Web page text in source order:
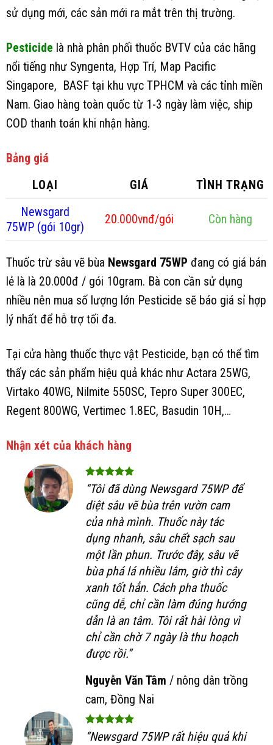
sử dụng mới, các sản mới ra mắt trên thị trường.
Pesticide là nhà phân phối thuốc BVTV của các hãng
nổi tiếng như Syngenta, Hợp Trí, Map Pacific
Singapore, BASF tại khu vực TPHCM và các tỉnh miền
Nam. Giao hàng toàn quốc từ 1-3 ngày làm việc, ship
COD thanh toán khi nhận hàng.
Bảng giá
LOẠI
GIÁ
TÌNH TRẠNG
Newsgard
75WP (gói 10gr)
20.000vnđ/gói Còn hàng
Thuốc trừ sâu vẽ bùa Newsgard 75WP đang có giá bán
lẻ là là 20.000đ / gói 10gram. Bà con cần sử dụng
nhiều nên mua số lượng lớn Pesticide sẽ báo giá sỉ hợp
lý nhất để hỗ trợ tối đa.
Tại cửa hàng thuốc thực vật Pesticide, bạn có thể tìm
thấy các sản phẩm hiệu quả khác như Actara 25WG,
Virtako 40WG, Nilmite 550SC, Tepro Super 300EC,
Regent 800WG, Vertimec 1.8EC, Basudin 10H,…
Nhận xét của khách hàng
“Tôi đã dùng Newsgard 75WP để
diệt sâu vẽ bùa trên vườn cam
của nhà mình. Thuốc này tác
dụng nhanh, sâu chết sạch sau
một lần phun. Trước đây, sâu vẽ
bùa phá lá nhiều lắm, giờ thì cây
xanh tốt hẳn. Cách pha thuốc
cũng dễ, chỉ cần làm đúng hướng
dẫn là an tâm. Tôi rất hài lòng vì
chỉ cần chờ 7 ngày là thu hoạch
được rồi.”
Nguyễn Văn Tâm / nông dân trồng
cam, Đồng Nai
“Newsgard 75WP rất hiệu quả khi